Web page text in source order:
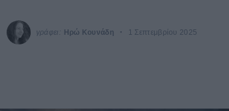
γράφει: Ηρώ Κουνάδη 1 Σεπτεμβρίου 2025